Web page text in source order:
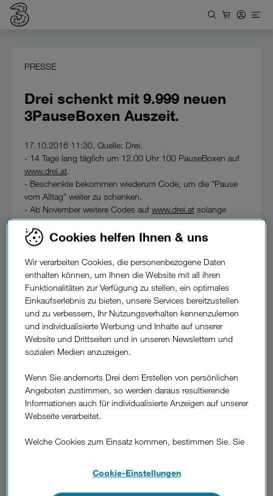
PRESSE
Drei schenkt mit 9.999 neuen
3PauseBoxen Auszeit.
17.10.2016 11:30, Quelle: Drei.
- 14 Tage lang täglich um 12.00 Uhr 100 PauseBoxen auf
www.drei.at.
- Beschenkte bekommen wiederum Code, um die "Pause
vom Alltag" weiter zu schenken.
- Ab November weitere Codes auf www.drei.at solange
Vorrat reicht.
Die Initiative von Hutchison Drei Austria, das Leben der
zu bereichern, geht in die dritte Saison.
Mit 9.999 neuen 3PauseBoxen möchte Drei in den
kommenden Wochen dazu beitragen, den Stress des
Alltags für ein paar Augenblicke beiseite zu legen und die
Seele baumeln zu lassen. In jeder Box befinden sich Stress-
Killer unterschiedlicher Ausrichtung und Snacks.
2016 zwei Wochen lang täglich ab 12.00 Uhr 100 neue
Empfänger der 3PauseBox erhalten auch einen Code, mit
dem sie auf
www.drei.at
diese Auszeit in Form einer neuen PauseBox bis Ende
Weitere Codes für 3PauseBoxen verlost Drei ab November
Vorrat reicht. Die Beschenkten erhalten die Auszeit in Form
Cookies helfen Ihnen & uns
Wir verarbeiten Cookies, die personenbezogene Daten
enthalten können, um Ihnen die Website mit all ihren
Funktionalitäten zur Verfügung zu stellen, ein optimales
Einkaufserlebnis zu bieten, unsere Services bereitzustellen
und zu verbessern, Ihr Nutzungsverhalten kennenzulernen
und individualisierte Werbung und Inhalte auf unserer
Website und Drittseiten und in unseren Newslettern und
sozialen Medien anzuzeigen.
Wenn Sie andernorts Drei dem Erstellen von persönlichen
Angeboten zustimmen, so werden daraus resultierende
Informationen auch für individualisierte Anzeigen auf unserer
Webseite verarbeitet.
Welche Cookies zum Einsatz kommen, bestimmen Sie. Sie
Details und alle Optionen finden Sie unter „Cookie-
Cookie-Einstellungen